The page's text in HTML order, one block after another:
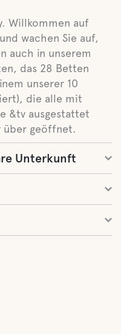
Willkommen auf
wachen Sie auf,
auch in unserem
das 28 Betten
unserer 10
die alle mit
&tv ausgestattet
über geöffnet.
Unterkunft